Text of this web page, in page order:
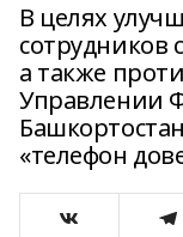
В целях
сотрудников
а также
Управлении
«телефон